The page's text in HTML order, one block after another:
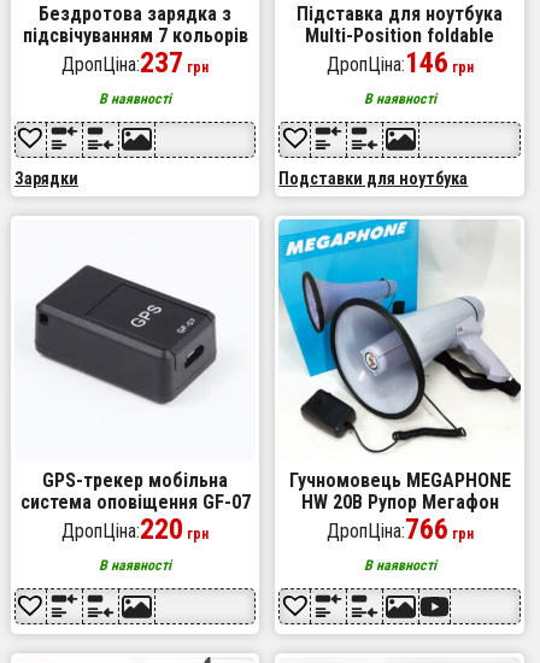
Бездротова зарядка з
підсвічуванням 7 кольорів
10W 7 COLOR Awei W7 +
WIRELESS CHARGE
ДропЦіна:237 грн
В наявності
Зарядки
Підставка для ноутбука
Multi-Position foldable
bracket JC-25
8х22смСтильна підставка.
Колір: білий
ДропЦіна:146 грн
В наявності
Подставки для ноутбука
GPS-трекер мобільна
система оповіщення GF-07
із sim-картою
ДропЦіна:220 грн
В наявності
Гучномовець MEGAPHONE
HW 20B Рупор Мегафон
ДропЦіна:766 грн
В наявності